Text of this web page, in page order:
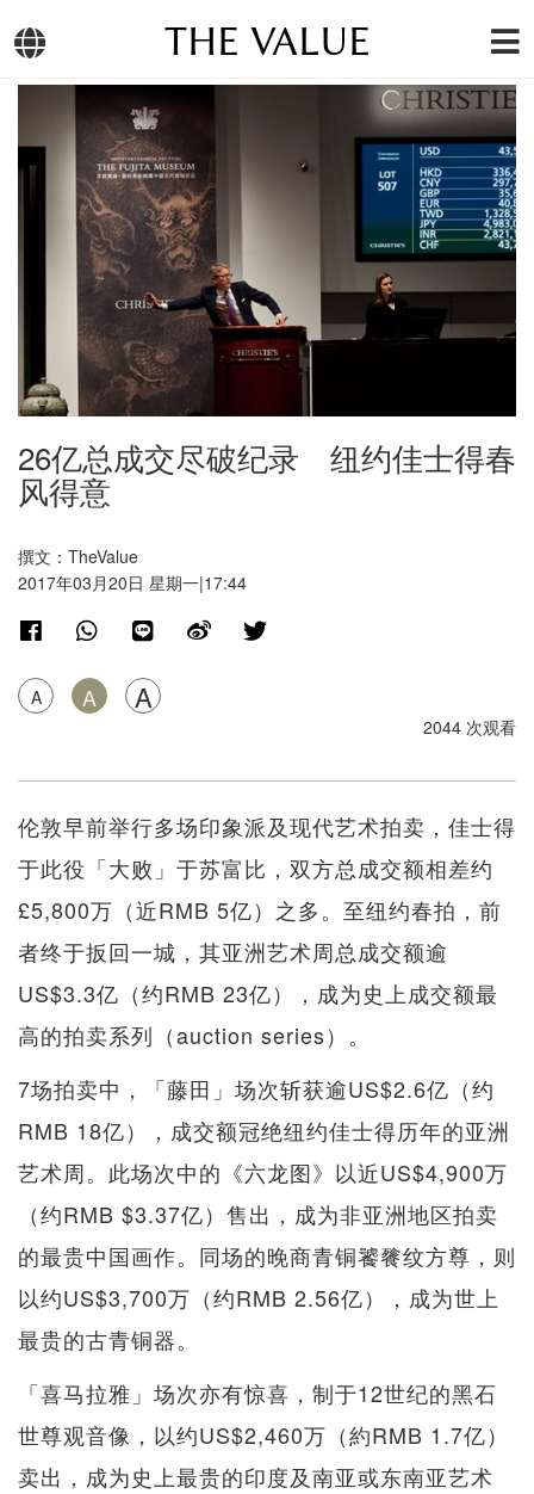
THE VALUE
26亿总成交尽破纪录 纽约佳士得春
风得意
撰文：TheValue
2017年03月20日 星期一|17:44
A A A
2044 次观看
伦敦早前举行多场印象派及现代艺术拍卖，佳士得
于此役「大败」于苏富比，双方总成交额相差约
£5,800万（近RMB 5亿）之多。至纽约春拍，前
者终于扳回一城，其亚洲艺术周总成交额逾
US$3.3亿（约RMB 23亿），成为史上成交额最
高的拍卖系列（auction series）。
7场拍卖中，「藤田」场次斩获逾US$2.6亿（约
RMB 18亿），成交额冠绝纽约佳士得历年的亚洲
艺术周。此场次中的《六龙图》以近US$4,900万
（约RMB $3.37亿）售出，成为非亚洲地区拍卖
的最贵中国画作。同场的晚商青铜饕餮纹方尊，则
以约US$3,700万（约RMB 2.56亿），成为世上
最贵的古青铜器。
「喜马拉雅」场次亦有惊喜，制于12世纪的黑石
世尊观音像，以约US$2,460万（約RMB 1.7亿）
卖出，成为史上最贵的印度及南亚或东南亚艺术